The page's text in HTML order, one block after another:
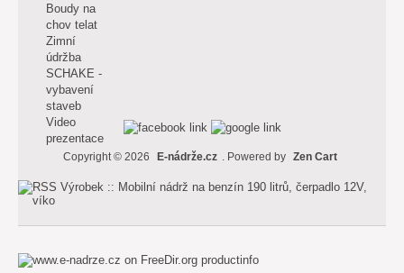
Boudy na
chov telat
Zimní
údržba
SCHAKE -
vybavení
staveb
Video
prezentace
Copyright © 2026 E-nádrže.cz . Powered by Zen Cart
productinfo